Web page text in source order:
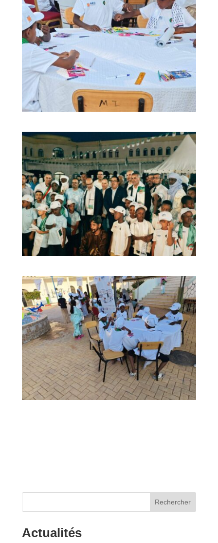
Rechercher
Actualités